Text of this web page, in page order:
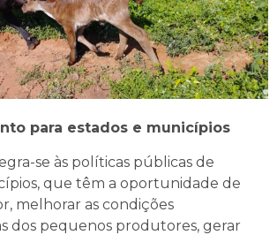
para estados e municípios
se às políticas públicas de
que têm a oportunidade de
melhorar as condições
dos pequenos produtores, gerar